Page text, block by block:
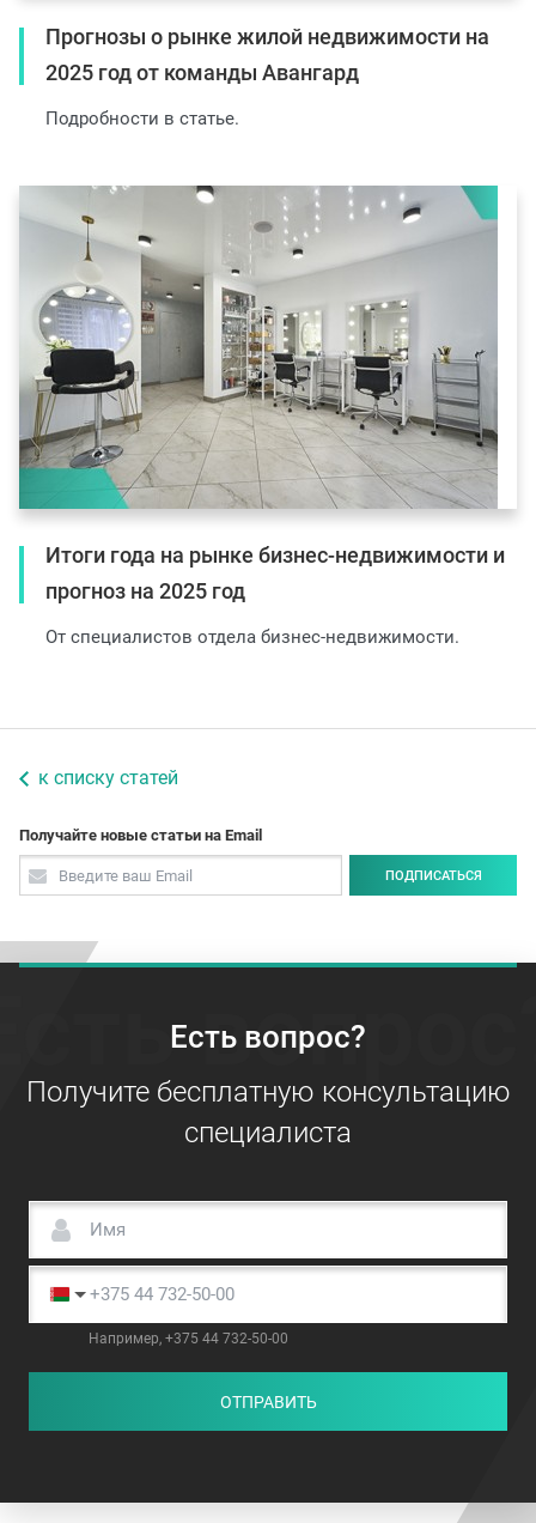
Прогнозы о рынке жилой недвижимости на
2025 год от команды Авангард
Подробности в статье.
Итоги года на рынке бизнес-недвижимости и
прогноз на 2025 год
От специалистов отдела бизнес-недвижимости.
к списку статей
Получайте новые статьи на Email
ПОДПИСАТЬСЯ
Есть вопрос?
Получите бесплатную консультацию
специалиста
Например, +375 44 732-50-00
ОТПРАВИТЬ